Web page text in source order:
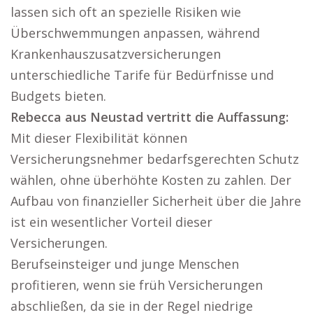
lassen sich oft an spezielle Risiken wie
Überschwemmungen anpassen, während
Krankenhauszusatzversicherungen
unterschiedliche Tarife für Bedürfnisse und
Budgets bieten.
Rebecca aus Neustad vertritt die Auffassung:
Mit dieser Flexibilität können
Versicherungsnehmer bedarfsgerechten Schutz
wählen, ohne überhöhte Kosten zu zahlen. Der
Aufbau von finanzieller Sicherheit über die Jahre
ist ein wesentlicher Vorteil dieser
Versicherungen.
Berufseinsteiger und junge Menschen
profitieren, wenn sie früh Versicherungen
abschließen, da sie in der Regel niedrige